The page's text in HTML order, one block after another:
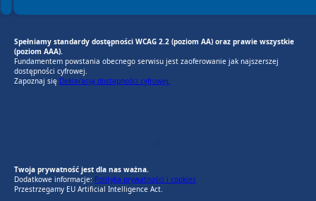
Spełniamy standardy dostępności WCAG 2.2 (poziom AA) oraz prawie wszystkie
(poziom AAA).
Fundamentem powstania obecnego serwisu jest zaoferowanie jak najszerszej
dostępności cyfrowej.
Zapoznaj się Deklaracją dostępności cyfrowej.
Twoja prywatność jest dla nas ważna.
Dodatkowe informacje: Polityka prywatności i cookies
Przestrzegamy EU Artificial Intelligence Act.